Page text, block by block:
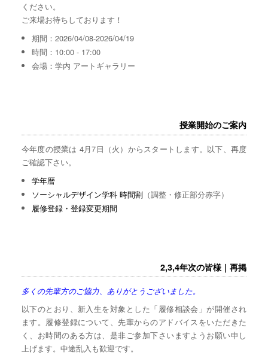
ください。
ご来場お待ちしております！
期間：2026/04/08-2026/04/19
時間：10:00 - 17:00
会場：学内 アートギャラリー
授業開始のご案内
今年度の授業は 4月7日（火）からスタートします。以下、再度
ご確認下さい。
学年暦
ソーシャルデザイン学科 時間割 （調整・修正部分赤字）
履修登録・登録変更期間
2,3,4年次の皆様｜再掲
多くの先輩方のご協力、ありがとうございました。
以下のとおり、新入生を対象とした「履修相談会」が開催され
ます。履修登録について、先輩からのアドバイスをいただきた
く、お時間のある方は、是非ご参加下さいますようお願い申し
上げます。中途乱入も歓迎です。